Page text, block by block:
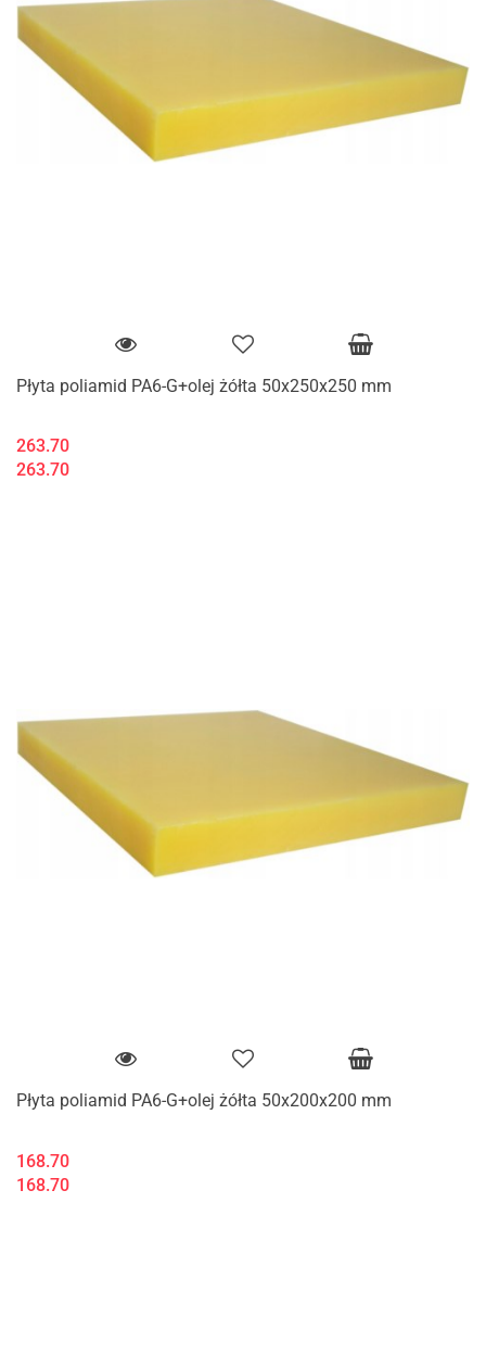
Płyta poliamid PA6-G+olej żółta 50x250x250 mm
263.70
263.70
Płyta poliamid PA6-G+olej żółta 50x200x200 mm
168.70
168.70